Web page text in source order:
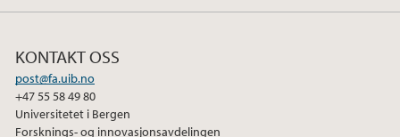
KONTAKT OSS
post@fa.uib.no
+47 55 58 49 80
Universitetet i Bergen
Forsknings- og innovasjonsavdelingen